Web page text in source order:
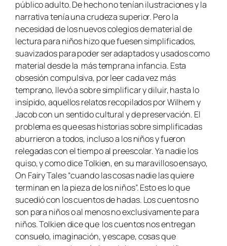
público adulto. De hecho no tenían ilustraciones y la
narrativa tenía una crudeza superior. Pero la
necesidad de los nuevos colegios de material de
lectura para niños hizo que fuesen simplificados,
suavizados para poder ser adaptados y usados como
material desde la más temprana infancia. Esta
obsesión compulsiva, por leer cada vez más
temprano, llevó a sobre simplificar y diluir, hasta lo
insípido, aquellos relatos recopilados por Wilhem y
Jacob con un sentido cultural y de preservación. El
problema es que esas historias sobre simplificadas
aburrieron a todos, incluso a los niños y fueron
relegadas con el tiempo al preescolar. Ya nadie los
quiso, y como dice Tolkien, en su maravilloso ensayo,
On Fairy Tales“cuando las cosas nadie las quiere
terminan en la pieza de los niños”. Esto es lo que
sucedió con los cuentos de hadas. Los cuentos no
son para niños o al menos no exclusivamente para
niños. Tolkien dice que los cuentos nos entregan
consuelo, imaginación, y escape, cosas que